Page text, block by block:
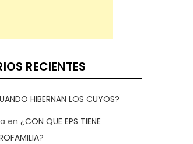
RECIENTES
HIBERNAN LOS CUYOS?
en ¿CON QUE EPS TIENE